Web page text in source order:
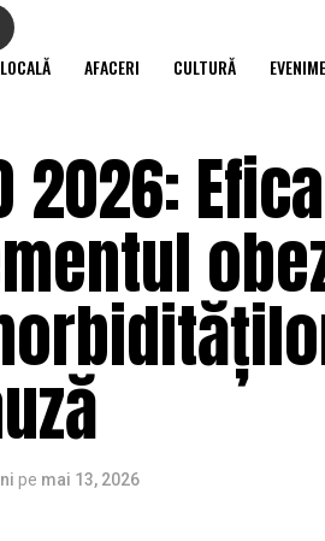
AFACERI CULTURĂ
2026:
pe mai 13, 2026